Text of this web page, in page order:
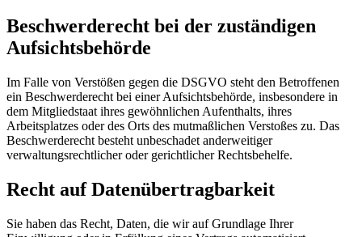
Beschwerderecht bei der zuständigen
Aufsichtsbehörde
Im Falle von Verstößen gegen die DSGVO steht den Betroffenen
ein Beschwerderecht bei einer Aufsichtsbehörde, insbesondere in
dem Mitgliedstaat ihres gewöhnlichen Aufenthalts, ihres
Arbeitsplatzes oder des Orts des mutmaßlichen Verstoßes zu. Das
Beschwerderecht besteht unbeschadet anderweitiger
verwaltungsrechtlicher oder gerichtlicher Rechtsbehelfe.
Recht auf Datenübertragbarkeit
Sie haben das Recht, Daten, die wir auf Grundlage Ihrer